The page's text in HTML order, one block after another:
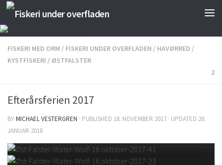
Skip to content
FISKERI MED ORM / FISKERI UNDER OVERFLADEN / HAVØRRED /
KYSTFISKERI / ØSTFALSTER
2
Efterårsferien 2017
BYMICHAEL VESTERGREN · PUBLISHED 18. NOVEMBER 2017 · UPDATED 20.
JANUAR 2018